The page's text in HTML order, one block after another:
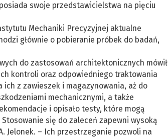
swoje przedstawicielstwa na pięciu
Mechaniki Precyzyjnej aktualne
głównie o pobieranie próbek do badań,
do zastosowań architektonicznych mówił
kontroli oraz odpowiedniego traktowania
z zawieszek i magazynowania, aż do
mechanicznymi, a także
i opisało testy, które mogą
się do zaleceń zapewni wysoką
Jelonek. – Ich przestrzeganie pozwoli na